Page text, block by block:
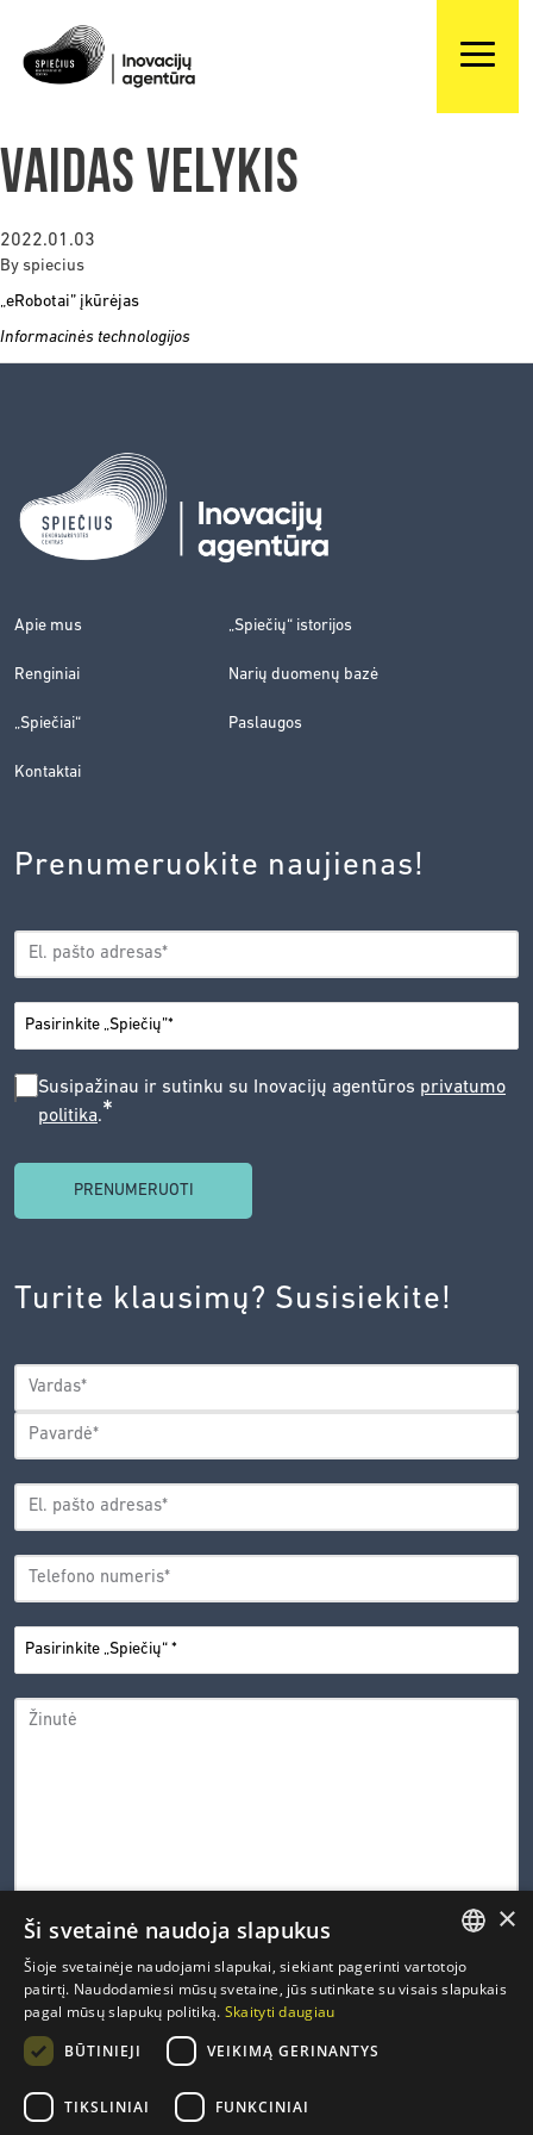
Vaidas Velykis
2022.01.03
By spiecius
„eRobotai” įkūrėjas
Informacinės technologijos
Apie mus „Spiečių“ istorijos
Renginiai Narių duomenų bazė
„Spiečiai“ Paslaugos
Kontaktai
Prenumeruokite naujienas!
EL.
PAŠTAS*
MIESTAS*
SUSIPAŽINAU
SUTINKU
AGENTŪROS
PRIVATUMO
POLITIKA.*
Susipažinau ir sutinku su Inovacijų agentūros privatumo
politika.*
Turite klausimų? Susisiekite!
VARDAS*
Vardas
EL.
ADRESAS*
TELEFONO
NUMERIS*
PASIRINKITE
„SPIEČIŲ“*
ŽINUTĖ
0 iš 600 leistinų simbolių
CAPTCHA
PRIVATUMO
POLITIKA
politika .*
LITHUANIAN
×
Ši svetainė naudoja slapukus
Šioje svetainėje naudojami slapukai, siekiant pagerinti vartotojo
patirtį. Naudodamiesi mūsų svetaine, jūs sutinkate su visais slapukais
pagal mūsų slapukų politiką. Skaityti daugiau
BŪTINIEJI
VEIKIMĄ GERINANTYS
TIKSLINIAI FUNKCINIAI